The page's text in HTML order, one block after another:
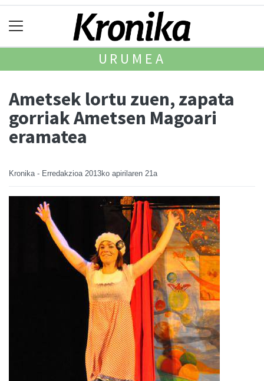
URUMEA
Ametsek lortu zuen, zapata
gorriak Ametsen Magoari
eramatea
Kronika - Erredakzioa 2013ko apirilaren 21a